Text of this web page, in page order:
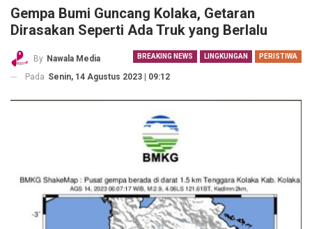
Gempa Bumi Guncang Kolaka, Getaran
Dirasakan Seperti Ada Truk yang Berlalu
BREAKING NEWS LINGKUNGAN PERISTIWA
By Nawala Media
Pada Senin, 14 Agustus 2023 | 09:12